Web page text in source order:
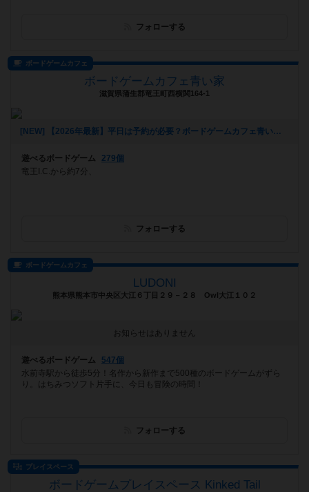
フォローする
ボードゲームカフェ
ボードゲームカフェ青い家
滋賀県蒲生郡竜王町西横関164-1
[NEW] 【2026年最新】平日は予約が必要？ボードゲームカフェ青い家はいつでも予約なしで利用OKです！アサイーボウルも新登場！（2026年05月24日 14時06分）
遊べるボードゲーム
279個
竜王I.C.から約7分、
フォローする
ボードゲームカフェ
LUDONI
熊本県熊本市中央区大江６丁目２９－２８ Owl大江１０２
お知らせはありません
遊べるボードゲーム
547個
水前寺駅から徒歩5分！名作から新作まで500種のボードゲームがずら
り。はちみつソフト片手に、今日も冒険の時間！
フォローする
プレイスペース
ボードゲームプレイスペース Kinked Tail